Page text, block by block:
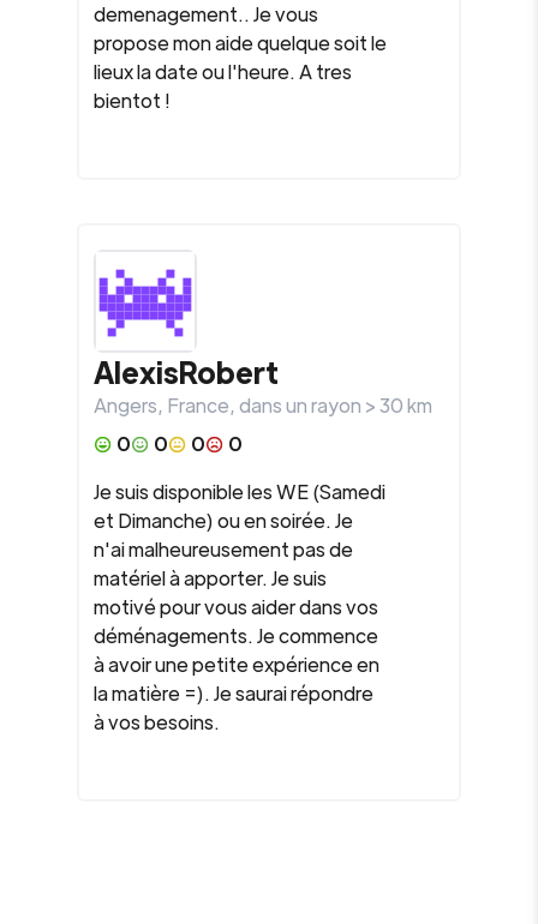
demenagement.. Je vous
propose mon aide quelque soit le
lieux la date ou l'heure. A tres
bientot !
AlexisRobert
Angers, France, dans un rayon >30km
0
0 0
0
Je suis disponible les WE (Samedi
et Dimanche) ou en soirée. Je
n'ai malheureusement pas de
matériel à apporter. Je suis
motivé pour vous aider dans vos
déménagements. Je commence
à avoir une petite expérience en
la matière =). Je saurai répondre
à vos besoins.